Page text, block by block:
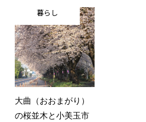
暮らし
大曲（おおまがり）
の桜並木と小美玉市